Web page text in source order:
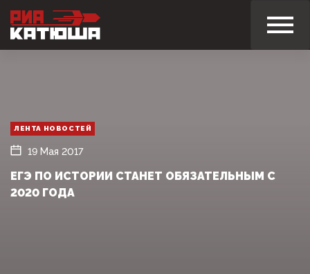
ЛЕНТА НОВОСТЕЙ
19 Мая 2017
ЕГЭ ПО ИСТОРИИ СТАНЕТ ОБЯЗАТЕЛЬНЫМ С
2020 ГОДА